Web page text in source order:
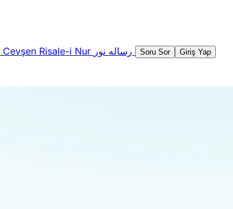
Cevşen Risale-i Nur Soru Sor Giriş Yap